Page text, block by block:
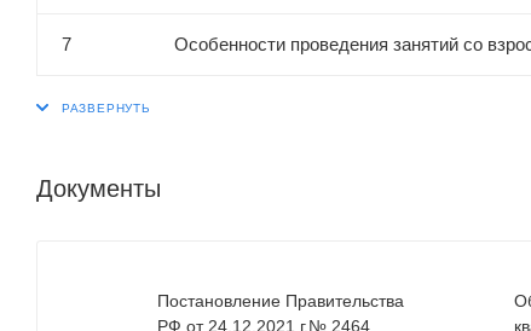
7 Особенности проведения занятий со
Документы
Постановление Правительства
РФ от 24.12.2021 г.№ 2464